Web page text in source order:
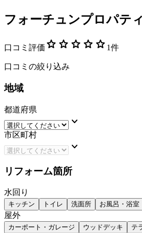
フォーチュンプロパテ
口コミ評価 star star star star star 1件
口コミの絞り込み
地域
都道府県
keyboard_arrow_down
市区町村
keyboard_arrow_down
リフォーム箇所
水回り
キッチン トイレ 洗面所 お風呂・浴室
屋外
カーポート・ガレージ ウッドデッキ テ